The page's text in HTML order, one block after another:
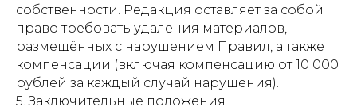
собственности. Редакция оставляет за собой
право требовать удаления материалов,
размещённых с нарушением Правил, а также
компенсации (включая компенсацию от 10 000
рублей за каждый случай нарушения).
5. Заключительные положения
Youtube
RuTube
Главная
ОК
Архив